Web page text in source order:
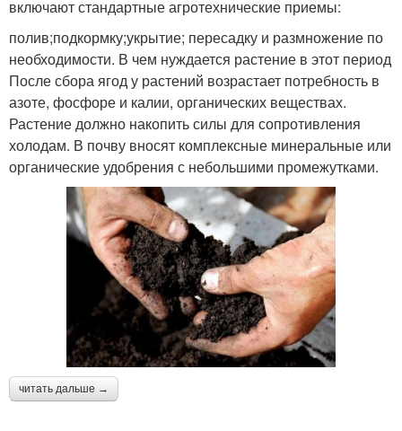
включают стандартные агротехнические приемы:
полив;подкормку;укрытие; пересадку и размножение по
необходимости. В чем нуждается растение в этот период
После сбора ягод у растений возрастает потребность в
азоте, фосфоре и калии, органических веществах.
Растение должно накопить силы для сопротивления
холодам. В почву вносят комплексные минеральные или
органические удобрения с небольшими промежутками.
читать дальше →